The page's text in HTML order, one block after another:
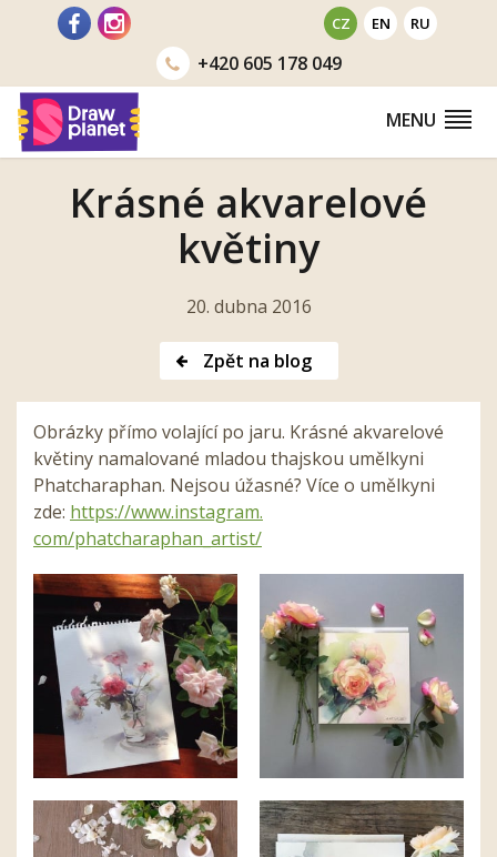
CZ EN RU
+420605 178 049
MENU
Krásné akvarelové
květiny
20. dubna 2016
Zpět na blog
Obrázky přímo volající po jaru. Krásné akvarelové
květiny namalované mladou thajskou umělkyni
Phatcharaphan. Nejsou úžasné? Více o umělkyni
zde: https://www.instagram.
com/phatcharaphan_artist/